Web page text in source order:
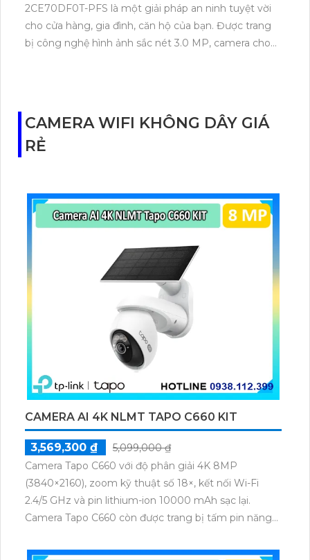
2CE70DF0T-PFS là một giải pháp an ninh tuyệt vời
cho cửa hàng, gia đình, căn hộ của bạn. Được trang
bị công nghệ hình ảnh sắc nét 3.0 MP, camera cho
màu sắc chân thực vào ban đêm, mang đến chất
lượng mà bạn mong đợi.Với việc tích hợp công nghệ
cập nhật mới nhất như AHD, CVI, TVI, BCS, sản
giúp nó được gắn trên tường hoặc trần nhà một
cách dễ dàng và tiện lợi.Một ưu điểm đáng chú ý
giúp bạn không chỉ xem hình ảnh mà còn nghe được
âm thanh xung quanh. Điều này đảm bảo an ninh tốt
hơn và giúp bạn quản lý hiệu quả hơn. Với giá rẻ và
khả năng tiết kiệm, Camera Giám Sát Công Nghệ
HD DS-2CE70DF0T-PFS là một sự lựa chọn tuyệt vời
cho nhu cầu bảo vệ căn nhà và cửa hàng của bạn.
CAMERA WIFI KHÔNG DÂY GIÁ
RẺ
CAMERA AI 4K NLMT TAPO C660 KIT
3,569,300 ₫
5,099,000 ₫
Camera Tapo C660 với độ phân giải 4K 8MP
(3840×2160), zoom kỹ thuật số 18×, kết nối Wi-Fi
2.4/5 GHz và pin lithium-ion 10000 mAh sạc lại.
Camera Tapo C660 còn được trang bị tấm pin năng
thú cưng, phương tiện, lưu trữ thẻ microSD tối đa 512